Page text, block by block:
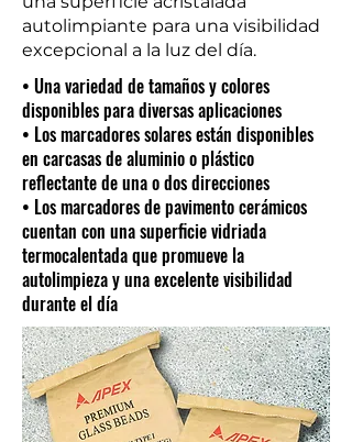
autolimpiante para una visibilidad
excepcional a la luz del día.
• Una variedad de tamaños y colores
disponibles para diversas aplicaciones
• Los marcadores solares están disponibles
en carcasas de aluminio o plástico
reflectante de una o dos direcciones
• Los marcadores de pavimento cerámicos
cuentan con una superficie vidriada
termocalentada que promueve la
autolimpieza y una excelente visibilidad
durante el día